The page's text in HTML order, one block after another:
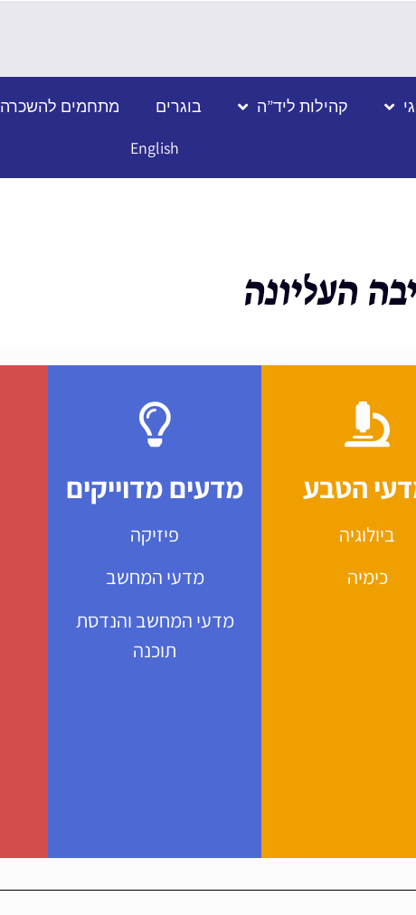
קהילות ליד”ה בוגרים מתחמים להשכרה
English
העליונה
הטבע
ביולוגיה
כימיה
מדעים מדוייקים
פיזיקה
מדעי המחשב
מדעי המחשב והנדסת
תוכנה